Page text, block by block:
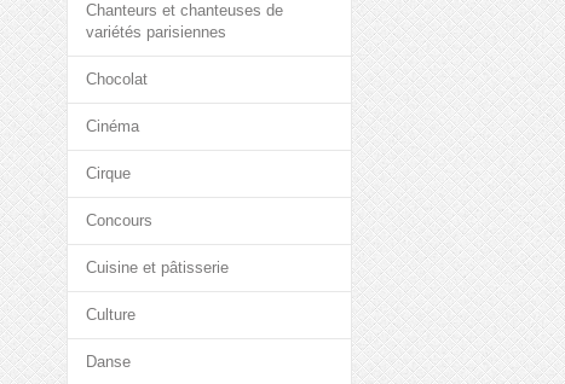
Chanteurs et chanteuses de
variétés parisiennes
Chocolat
Cinéma
Cirque
Concours
Cuisine et pâtisserie
Culture
Danse